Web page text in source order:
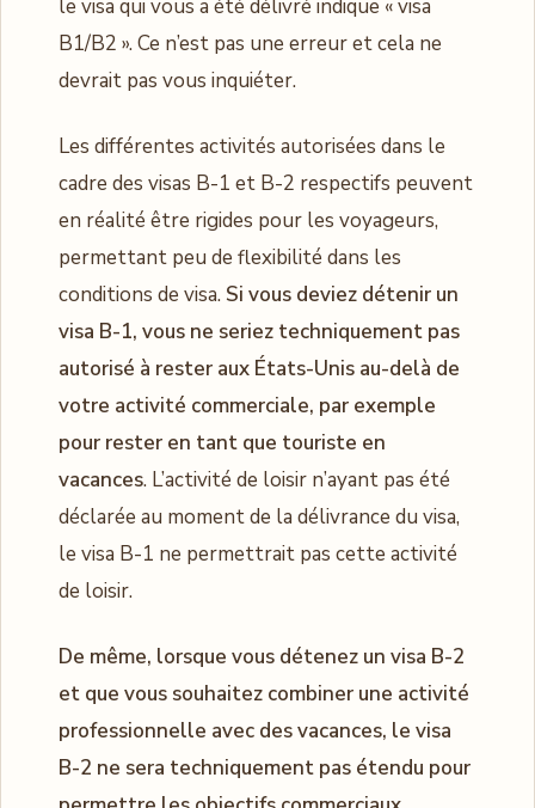
le visa qui vous a été délivré indique « visa
B1/B2 ». Ce n’est pas une erreur et cela ne
devrait pas vous inquiéter.
Les différentes activités autorisées dans le
cadre des visas B-1 et B-2 respectifs peuvent
en réalité être rigides pour les voyageurs,
permettant peu de flexibilité dans les
conditions de visa. Si vous deviez détenir un
visa B-1, vous ne seriez techniquement pas
autorisé à rester aux États-Unis au-delà de
votre activité commerciale, par exemple
pour rester en tant que touriste en
vacances. L’activité de loisir n’ayant pas été
déclarée au moment de la délivrance du visa,
le visa B-1 ne permettrait pas cette activité
de loisir.
De même, lorsque vous détenez un visa B-2
et que vous souhaitez combiner une activité
professionnelle avec des vacances, le visa
B-2 ne sera techniquement pas étendu pour